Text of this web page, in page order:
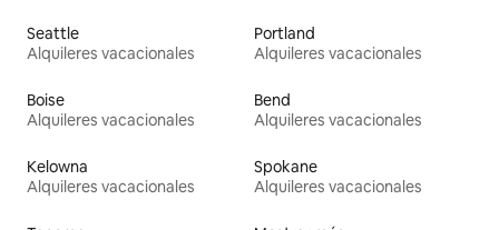
Seattle
Alquileres vacacionales
Portland
Alquileres vacacionales
Boise
Alquileres vacacionales
Bend
Alquileres vacacionales
Kelowna
Alquileres vacacionales
Spokane
Alquileres vacacionales